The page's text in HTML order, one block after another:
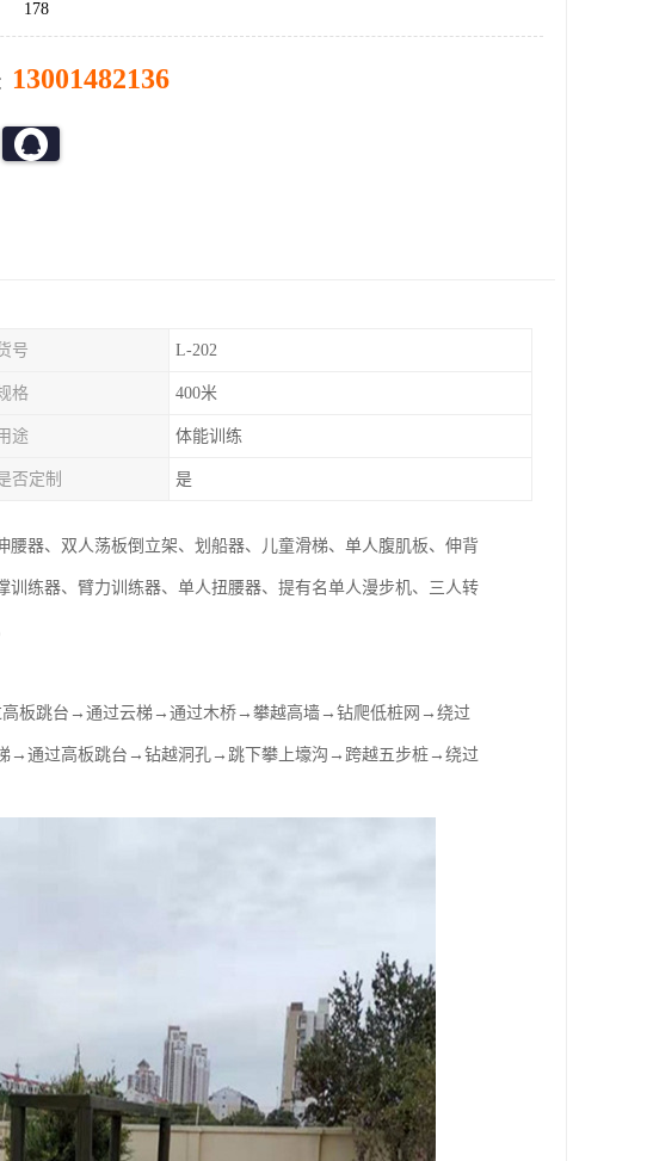
178
13001482136
号 L-202
格 400米
途 体能训练
否定制 是
器、双人荡板倒立架、划船器、儿童滑梯、单人腹肌板、伸背
练器、臂力训练器、单人扭腰器、提有名单人漫步机、三人转
板跳台→通过云梯→通过木桥→攀越高墙→钻爬低桩网→绕过
→通过高板跳台→钻越洞孔→跳下攀上壕沟→跨越五步桩→绕过